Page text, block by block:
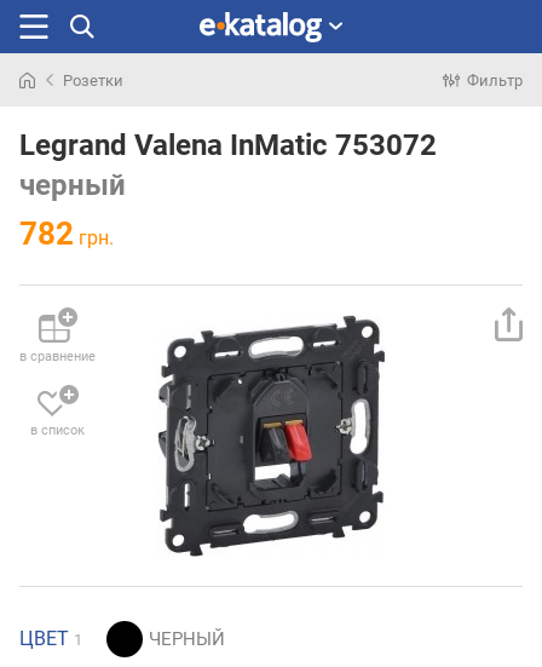
раньше
Розетки Фильтр
Legrand Valena InMatic 753072
черный
782 грн.
в сравнение
в список
ЦВЕТ 1